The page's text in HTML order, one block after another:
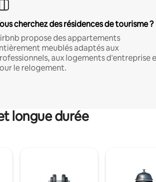
cherchez des résidences de tourisme ?
propose des appartements
meublés adaptés aux
aux logements d'entreprise
le relogement.
longue durée